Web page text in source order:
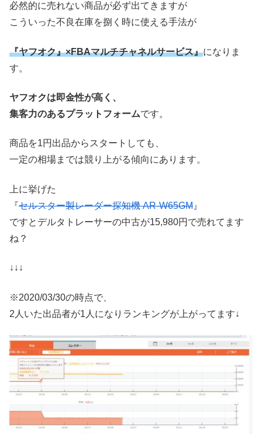
必然的に売れない商品が必ず出てきますが
こういった不良在庫を捌く時に使える手法が
『ヤフオク』×FBAマルチチャネルサービス』になりま
す。
ヤフオクは即金性が高く、
集客力のあるプラットフォームです。
商品を1円出品からスタートしても、
一定の相場までは競り上がる傾向にあります。
上に挙げた
『セルスター製レーダー探知機 AR-W65GM 』
ですとデルタトレーサーの中古が15,980円で売れてます
ね？
↓↓↓
※2020/03/30の時点で、
2人いた出品者が1人になりランキングが上がってます↓